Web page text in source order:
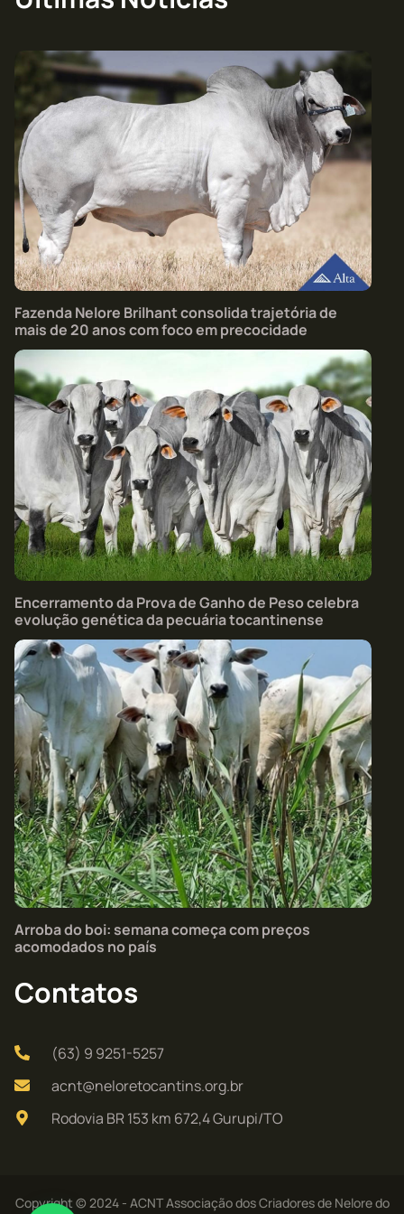
Fazenda Nelore Brilhant consolida trajetória de
mais de 20 anos com foco em precocidade
Encerramento da Prova de Ganho de Peso celebra
evolução genética da pecuária tocantinense
Arroba do boi: semana começa com preços
acomodados no país
Contatos
(63) 9 9251-5257
acnt@neloretocantins.org.br
Rodovia BR 153 km 672,4 Gurupi/TO
Copyright © 2024 - ACNT Associação dos Criadores de Nelore do